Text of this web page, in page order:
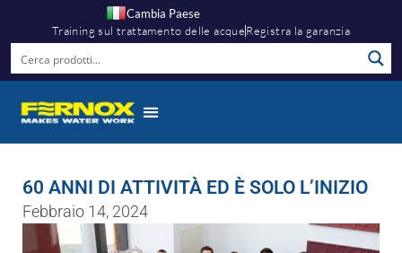
Cambia Paese
Training sul trattamento delle acqueRegistra la garanzia
60 ANNI DI ATTIVITÀ ED È SOLO L’INIZIO
Febbraio 14, 2024